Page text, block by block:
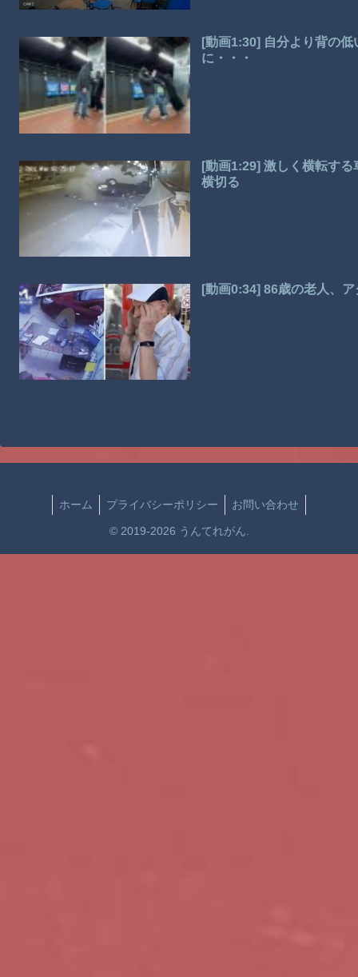
[動画1:30] 自分より背の
に・・・
[動画1:29] 激しく横転す
横切る
[動画0:34] 86歳の老人、
ホーム プライバシーポリシー お問い合わせ
© 2019-2026 うんてれがん.